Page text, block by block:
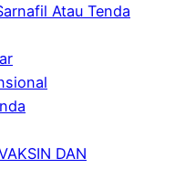
Atau Tenda
DAN